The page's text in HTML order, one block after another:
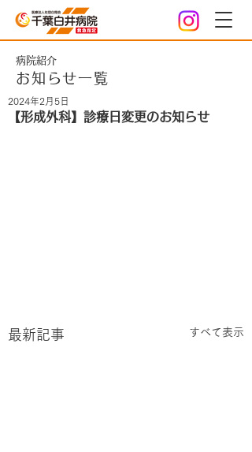
病院紹介
お知らせ一覧
【形成外科】診療日変更のお知らせ
2024年2月5日
最新記事 すべて表示